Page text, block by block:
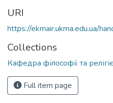
URI
https://ekmair.ukma.edu.ua/
Collections
Кафедра філософії та
Full item page